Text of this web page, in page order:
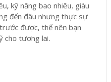
kỹ năng bao nhiêu, giàu
đến đâu nhưng thực sự
được, thế nên bạn
cho tương lai.